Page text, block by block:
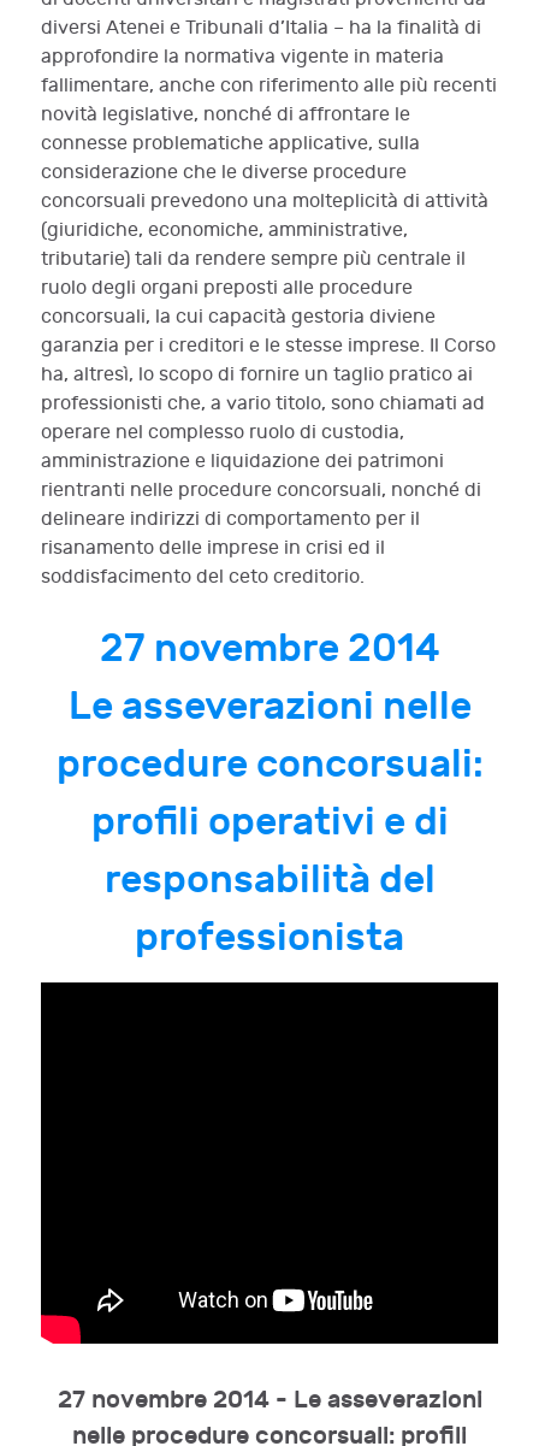
diversi Atenei e Tribunali d’Italia – ha la finalità di
approfondire la normativa vigente in materia
fallimentare, anche con riferimento alle più recenti
novità legislative, nonché di affrontare le
connesse problematiche applicative, sulla
considerazione che le diverse procedure
concorsuali prevedono una molteplicità di attività
(giuridiche, economiche, amministrative,
tributarie) tali da rendere sempre più centrale il
ruolo degli organi preposti alle procedure
concorsuali, la cui capacità gestoria diviene
garanzia per i creditori e le stesse imprese. Il Corso
ha, altresì, lo scopo di fornire un taglio pratico ai
professionisti che, a vario titolo, sono chiamati ad
operare nel complesso ruolo di custodia,
amministrazione e liquidazione dei patrimoni
rientranti nelle procedure concorsuali, nonché di
delineare indirizzi di comportamento per il
risanamento delle imprese in crisi ed il
soddisfacimento del ceto creditorio.
27 novembre 2014
Le asseverazioni nelle
procedure concorsuali:
profili operativi e di
responsabilità del
professionista
27 novembre 2014 - Le asseverazioni
nelle procedure concorsuali: profili